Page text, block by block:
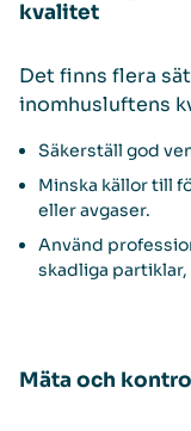
kvalitet
Det finns flera
inomhusluftens
Säkerställ god
Minska källor till
eller avgaser.
Använd
skadliga
Mäta och